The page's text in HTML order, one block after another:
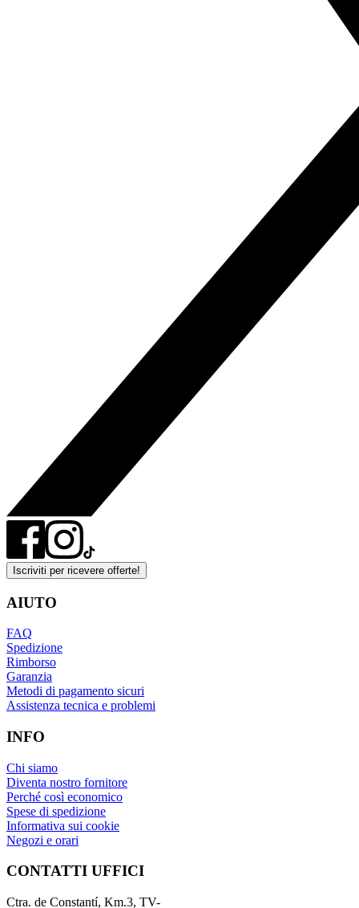
Iscriviti per ricevere offerte!
AIUTO
FAQ
Spedizione
Rimborso
Garanzia
Metodi di pagamento sicuri
Assistenza tecnica e problemi
INFO
Chi siamo
Diventa nostro fornitore
Perché così economico
Spese di spedizione
Informativa sui cookie
Negozi e orari
CONTATTI UFFICI
Ctra. de Constantí, Km.3, TV-